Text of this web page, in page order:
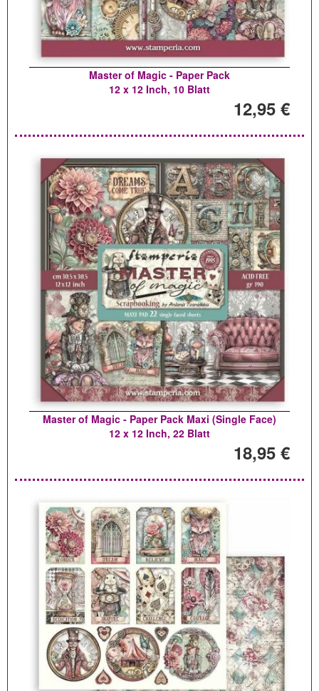
Master of Magic - Paper Pack
12 x 12 Inch, 10 Blatt
12,95 €
Master of Magic - Paper Pack Maxi (Single Face)
12 x 12 Inch, 22 Blatt
18,95 €